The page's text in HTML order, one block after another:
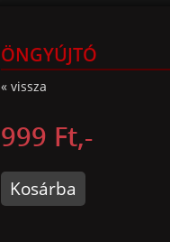
ÖNGYÚJTÓ
« vissza
999 Ft,-
Kosárba